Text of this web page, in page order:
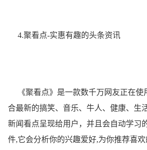
4.聚看点-实惠有趣的头条资讯
《聚看点》是一款数千万网友正在使
合最新的搞笑、音乐、牛人、健康、生
新闻看点呈现给用户，并且会自动学习
件,它会分析你的兴趣爱好,为你推荐喜